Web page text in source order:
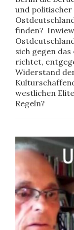
und
finden?
sich gegen
richtet,
Widerstand
westlichen
Regeln?